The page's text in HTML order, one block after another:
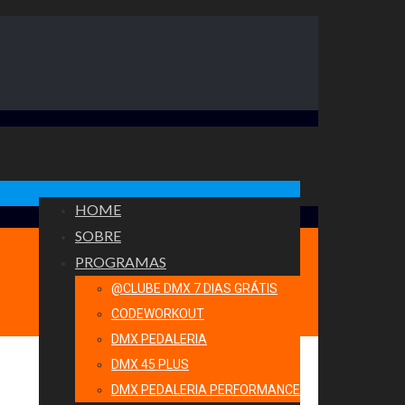
HOME
SOBRE
PROGRAMAS
@CLUBE DMX 7 DIAS GRÁTIS
CODEWORKOUT
DMX PEDALERIA
DMX 45 PLUS
DMX PEDALERIA PERFORMANCE